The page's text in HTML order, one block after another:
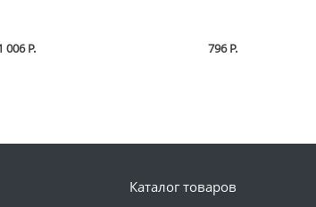
006 Р. 796 Р.
Каталог товаров